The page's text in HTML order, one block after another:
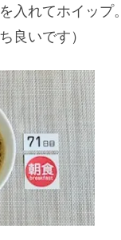
入れてホイップ。
良いです）